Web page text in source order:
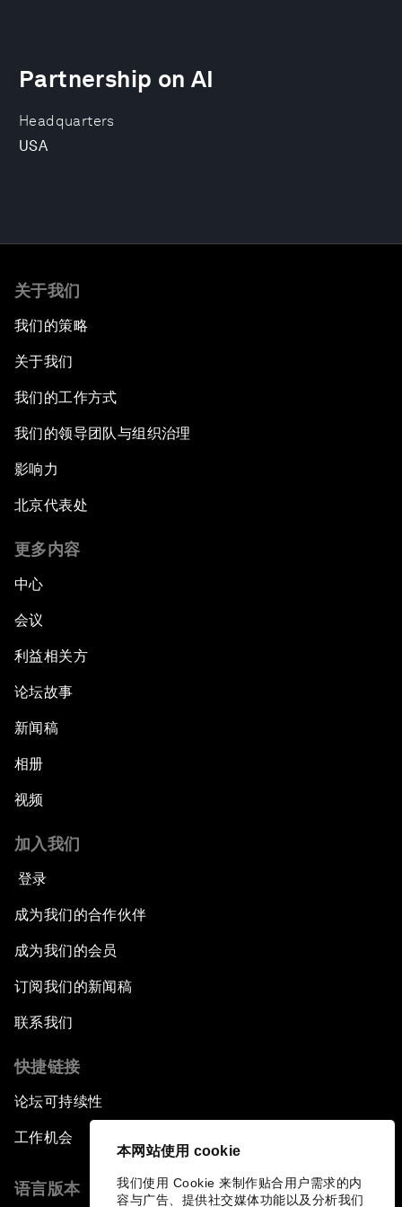
本网站使用 cookie
我们使用 Cookie 来制作贴合用户需求的内
容与广告、提供社交媒体功能以及分析我们
Headquarters
USA
Partnership on AI
关于我们
我们的策略
关于我们
我们的工作方式
我们的领导团队与组织治理
影响力
北京代表处
更多内容
中心
会议
利益相关方
论坛故事
新闻稿
相册
视频
加入我们
登录
成为我们的合作伙伴
成为我们的会员
订阅我们的新闻稿
联系我们
快捷链接
论坛可持续性
工作机会
语言版本